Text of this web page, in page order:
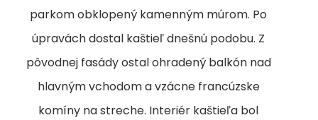
parkom obklopený kamenným múrom. Po
úpravách dostal kaštieľ dnešnú podobu. Z
pôvodnej fasády ostal ohradený balkón nad
hlavným vchodom a vzácne francúzske
komíny na streche. Interiér kaštieľa bol